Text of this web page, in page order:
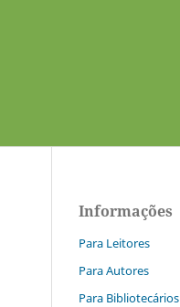
Informações
Para Leitores
Para Autores
Para Bibliotecários